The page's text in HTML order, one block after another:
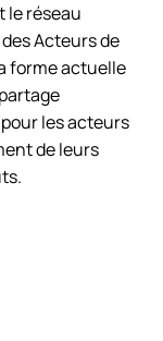
le réseau
Acteurs de
forme actuelle
les acteurs
de leurs